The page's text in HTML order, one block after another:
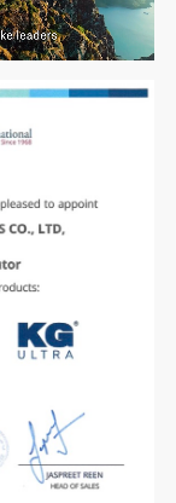
BI PHS20
BI / BẠC ĐẠN
51105
NƯỚC
XÔNG H2306